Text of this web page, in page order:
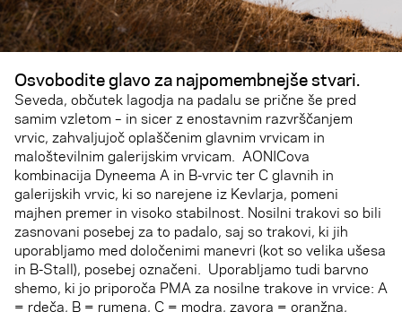
Osvobodite glavo za najpomembnejše stvari
Seveda, občutek lagodja na padalu se prične še pred
samim vzletom – in sicer z enostavnim razvrščanjem
vrvic, zahvaljujoč oplaščenim glavnim vrvicam in
maloštevilnim galerijskim vrvicam. AONICova
kombinacija Dyneema A in B-vrvic ter C glavnih in
galerijskih vrvic, ki so narejene iz Kevlarja, pomeni
majhen premer in visoko stabilnost. Nosilni trakovi so bili
zasnovani posebej za to padalo, saj so trakovi, ki jih
uporabljamo med določenimi manevri (kot so velika ušesa
in B-Stall), posebej označeni. Uporabljamo tudi barvno
shemo, ki jo priporoča PMA za nosilne trakove in vrvice: A
= rdeča, B = rumena, C = modra, zavora = oranžna,